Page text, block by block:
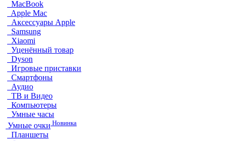
MacBook
Apple Mac
Аксессуары Apple
Samsung
Xiaomi
Уценённый товар
Dyson
Игровые приставки
Смартфоны
Аудио
ТВ и Видео
Компьютеры
Умные часы
Умные очки Новинка
Планшеты